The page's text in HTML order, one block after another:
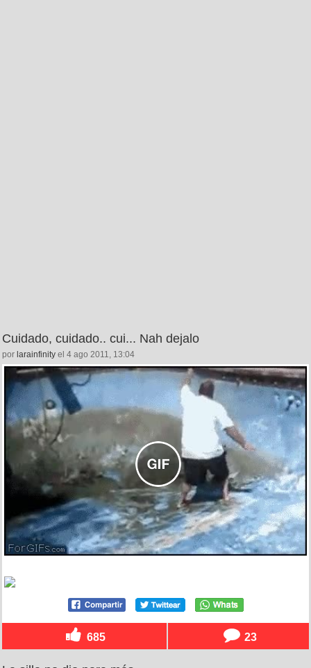
Cuidado, cuidado.. cui... Nah dejalo
por larainfinity el 4 ago 2011, 13:04
685 23